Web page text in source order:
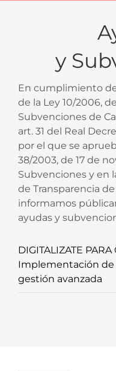
y
En cumplimiento
de la Ley 10/2006,
Subvenciones de
art. 31 del Real
por el que se
38/2003, de 17 de
Subvenciones y en
de Transparencia
informamos
ayudas y
DIGITALIZATE PARA
Implementación de
gestión avanzada